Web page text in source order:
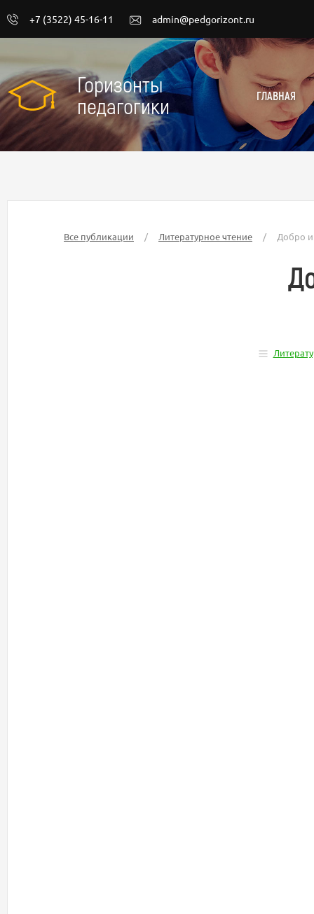
+7 (3522) 45-16-11 admin@pedgorizont.ru
Горизонты
педагогики
ГЛАВНАЯ
Все публикации / Литературное чтение / Добро и